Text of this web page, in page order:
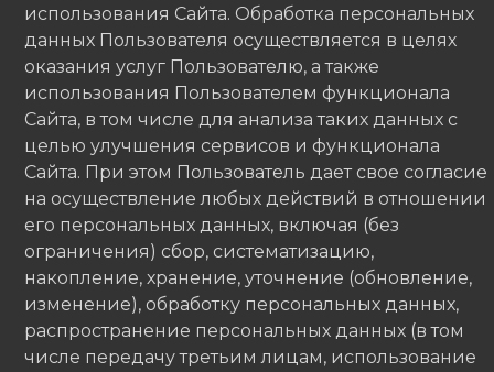
использования Сайта. Обработка персональных
данных Пользователя осуществляется в целях
оказания услуг Пользователю, а также
использования Пользователем функционала
Сайта, в том числе для анализа таких данных с
целью улучшения сервисов и функционала
Сайта. При этом Пользователь дает свое согласие
на осуществление любых действий в отношении
его персональных данных, включая (без
ограничения) сбор, систематизацию,
накопление, хранение, уточнение (обновление,
изменение), обработку персональных данных,
распространение персональных данных (в том
числе передачу третьим лицам, использование